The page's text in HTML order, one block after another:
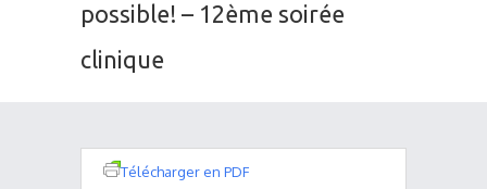
possible! – 12ème soirée
clinique
Télécharger en PDF